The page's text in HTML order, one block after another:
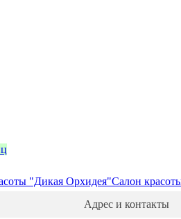
"Дикая Орхидея"Салон
Адрес и контакты